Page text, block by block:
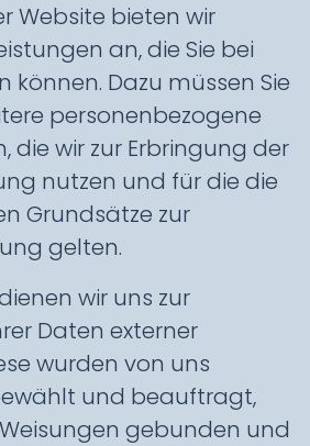
Website bieten wir
an, die Sie bei
können. Dazu müssen Sie
personenbezogene
die wir zur Erbringung der
nutzen und für die die
Grundsätze zur
gelten.
wir uns zur
Daten externer
wurden von uns
und beauftragt,
gebunden und